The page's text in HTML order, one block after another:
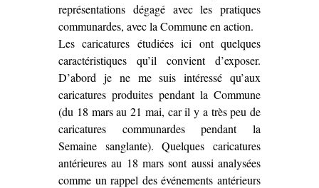
représentations dégagé avec les pratiques
communardes, avec la Commune en action.
Les caricatures étudiées ici ont quelques
caractéristiques qu’il convient d’exposer.
D’abord je ne me suis intéressé qu’aux
caricatures produites pendant la Commune
(du 18 mars au 21 mai, car il y a très peu de
caricatures communardes pendant la
Semaine sanglante). Quelques caricatures
antérieures au 18 mars sont aussi analysées
comme un rappel des événements antérieurs